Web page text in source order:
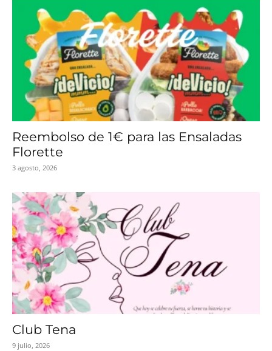
Reembolso de 1€ para las Ensaladas
Florette
3 agosto, 2026
Club Tena
9 julio, 2026